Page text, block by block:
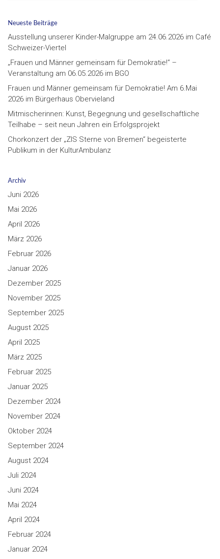
Neueste Beiträge
Ausstellung unserer Kinder-Malgruppe am 24.06.2026 im Café
Schweizer-Viertel
„Frauen und Männer gemeinsam für Demokratie!“ –
Veranstaltung am 06.05.2026 im BGO
Frauen und Männer gemeinsam für Demokratie! Am 6.Mai
2026 im Bürgerhaus Obervieland
Mitmischerinnen: Kunst, Begegnung und gesellschaftliche
Teilhabe – seit neun Jahren ein Erfolgsprojekt
Chorkonzert der „ZIS Sterne von Bremen“ begeisterte
Publikum in der KulturAmbulanz
Archiv
Juni 2026
Mai 2026
April 2026
März 2026
Februar 2026
Januar 2026
Dezember 2025
November 2025
September 2025
August 2025
April 2025
März 2025
Februar 2025
Januar 2025
Dezember 2024
November 2024
Oktober 2024
September 2024
August 2024
Juli 2024
Juni 2024
Mai 2024
April 2024
Februar 2024
Januar 2024